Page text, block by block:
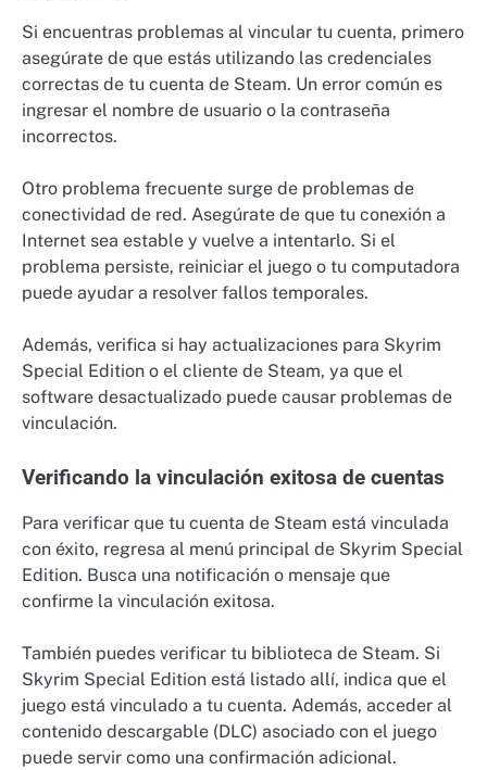
Si encuentras problemas al vincular tu cuenta, primero
asegúrate de que estás utilizando las credenciales
correctas de tu cuenta de Steam. Un error común es
ingresar el nombre de usuario o la contraseña
incorrectos.
Otro problema frecuente surge de problemas de
conectividad de red. Asegúrate de que tu conexión a
Internet sea estable y vuelve a intentarlo. Si el
problema persiste, reiniciar el juego o tu computadora
puede ayudar a resolver fallos temporales.
Además, verifica si hay actualizaciones para Skyrim
Special Edition o el cliente de Steam, ya que el
software desactualizado puede causar problemas de
vinculación.
Verificando la vinculación exitosa de cuentas
Para verificar que tu cuenta de Steam está vinculada
con éxito, regresa al menú principal de Skyrim Special
Edition. Busca una notificación o mensaje que
confirme la vinculación exitosa.
También puedes verificar tu biblioteca de Steam. Si
Skyrim Special Edition está listado allí, indica que el
juego está vinculado a tu cuenta. Además, acceder al
contenido descargable (DLC) asociado con el juego
puede servir como una confirmación adicional.